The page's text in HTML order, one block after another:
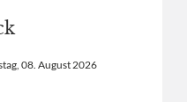
08. August 2026